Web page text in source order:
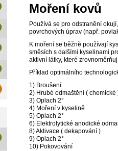
Moření kovů
Používá se pro odstranění
povrchových úprav (např.
K moření se běžně používají
směsích s dalšími kyselinami
aktivní látky, které
Příklad optimálního
1) Broušení
2) Hrubé odmaštění ( chemické
3) Oplach 2°
4) Moření v kyselině
5) Oplach 2°
6) Elektrolytické anodické
8) Aktivace ( dekapování )
9) Oplach 2°
10) Pokovování